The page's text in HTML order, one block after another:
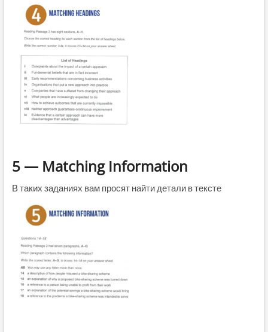
5 — Matching Information
В таких заданиях вам просят найти детали в тексте